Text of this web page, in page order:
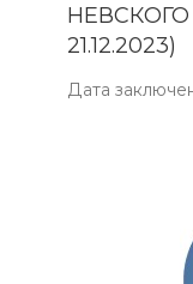
НЕВСКОГО
21.12.2023)
Дата